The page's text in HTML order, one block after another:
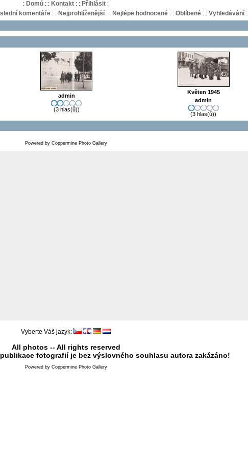
: Domů : : Kontakt : : Přihlásit :
komentáře: : Nejprohlíženější: : Nejlépe hodnocené: : Oblíbené: : Vyhledávání:
admin
(3 hlas(ů))
Květen 1945
admin
(3 hlas(ů))
Powered by Coppermine Photo Gallery
Vyberte Váš jazyk:
All photos -- All rights reserved
fotografií je bez výslovného souhlasu autora zakázáno!
Powered by Coppermine Photo Gallery